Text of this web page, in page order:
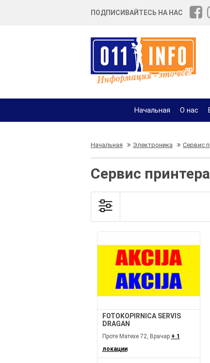
ПОДПИСИВАЙТЕСЬ НА НАС
Начальная О нас
Начальная Электроника Сервис
Сервис
FOTOKOPIRNICA SERVIS
DRAGAN
Проте Матехе 72, Врачар + 1
локации